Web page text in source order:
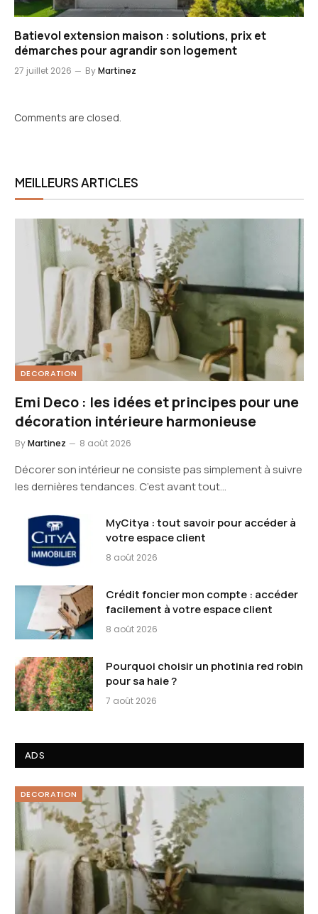
Batievol extension maison : solutions, prix et
démarches pour agrandir son logement
27 juillet 2026 ByMartinez
Comments are closed.
MEILLEURS ARTICLES
DECORATION
Emi Deco : les idées et principes pour une
décoration intérieure harmonieuse
ByMartinez 8 août 2026
Décorer son intérieur ne consiste pas simplement à suivre
les dernières tendances. C’est avant tout…
MyCitya : tout savoir pour accéder à
votre espace client
8 août 2026
Crédit foncier mon compte : accéder
facilement à votre espace client
8 août 2026
Pourquoi choisir un photinia red robin
pour sa haie ?
7 août 2026
ADS
DECORATION